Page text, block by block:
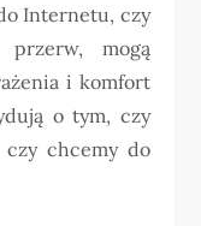
Internetu, czy
przerw, mogą
i komfort
o tym, czy
chcemy do